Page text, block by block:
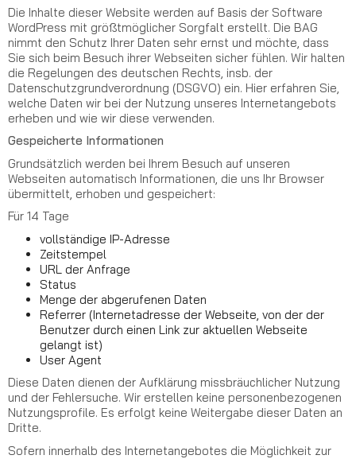
Die Inhalte dieser Website werden auf Basis der Software
WordPress mit größtmöglicher Sorgfalt erstellt. Die BAG
nimmt den Schutz Ihrer Daten sehr ernst und möchte, dass
Sie sich beim Besuch ihrer Webseiten sicher fühlen. Wir halten
die Regelungen des deutschen Rechts, insb. der
Datenschutzgrundverordnung (DSGVO) ein. Hier erfahren Sie,
welche Daten wir bei der Nutzung unseres Internetangebots
erheben und wie wir diese verwenden.
Gespeicherte Informationen
Grundsätzlich werden bei Ihrem Besuch auf unseren
Webseiten automatisch Informationen, die uns Ihr Browser
übermittelt, erhoben und gespeichert:
Für 14 Tage
vollständige IP-Adresse
Zeitstempel
URL der Anfrage
Status
Menge der abgerufenen Daten
Referrer (Internetadresse der Webseite, von der der
Benutzer durch einen Link zur aktuellen Webseite
gelangt ist)
User Agent
Diese Daten dienen der Aufklärung missbräuchlicher Nutzung
und der Fehlersuche. Wir erstellen keine personenbezogenen
Nutzungsprofile. Es erfolgt keine Weitergabe dieser Daten an
Dritte.
Sofern innerhalb des Internetangebotes die Möglichkeit zur